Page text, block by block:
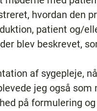
hvordan den
patient og/
blev beskrevet,
af sygepleje,
jeg også som
på formulering